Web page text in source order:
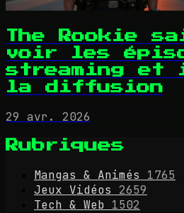
The Rookie
voir les
streaming et
la diffusion
29 avr. 2026
Rubriques
Mangas & Animés
1765
Jeux Vidéos
2659
Tech & Web 1502